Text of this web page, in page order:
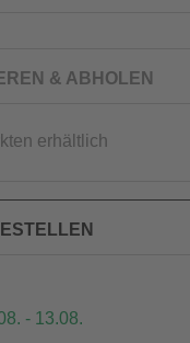
& ABHOLEN
erhältlich
- 13.08.